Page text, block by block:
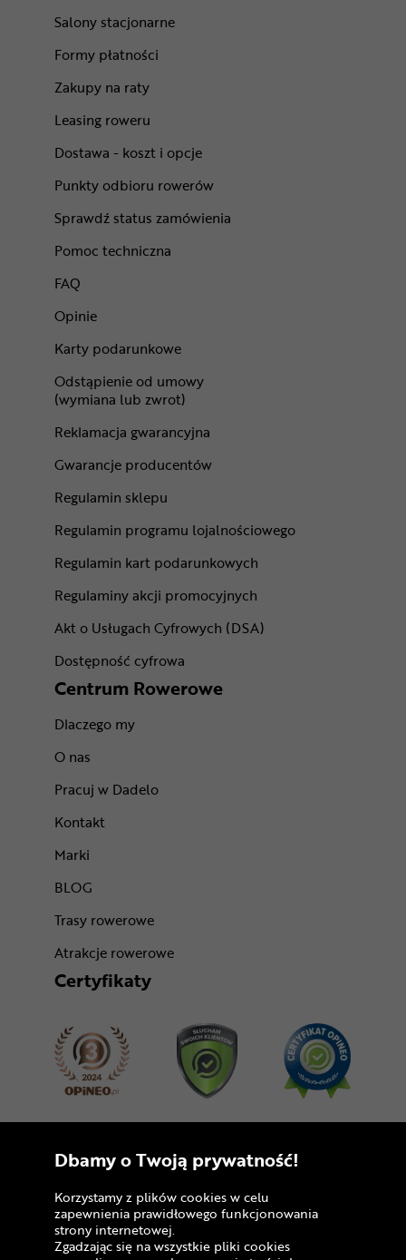
Salony stacjonarne
Formy płatności
Zakupy na raty
Leasing roweru
Dostawa - koszt i opcje
Punkty odbioru rowerów
Sprawdź status zamówienia
Pomoc techniczna
FAQ
Opinie
Karty podarunkowe
Odstąpienie od umowy
(wymiana lub zwrot)
Reklamacja gwarancyjna
Gwarancje producentów
Regulamin sklepu
Regulamin programu lojalnościowego
Regulamin kart podarunkowych
Regulaminy akcji promocyjnych
Akt o Usługach Cyfrowych (DSA)
Dostępność cyfrowa
Centrum Rowerowe
Dlaczego my
O nas
Pracuj w Dadelo
Kontakt
Marki
BLOG
Trasy rowerowe
Atrakcje rowerowe
Certyfikaty
Dołącz do nas
Dbamy o Twoją prywatność!
Korzystamy z plików cookies w celu
zapewnienia prawidłowego funkcjonowania
strony internetowej.
Zgadzając się na wszystkie pliki cookies